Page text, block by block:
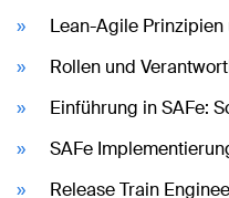
Lean-Agile Prinzipien
Rollen und
Einführung in SAFe:
SAFe
Release Train